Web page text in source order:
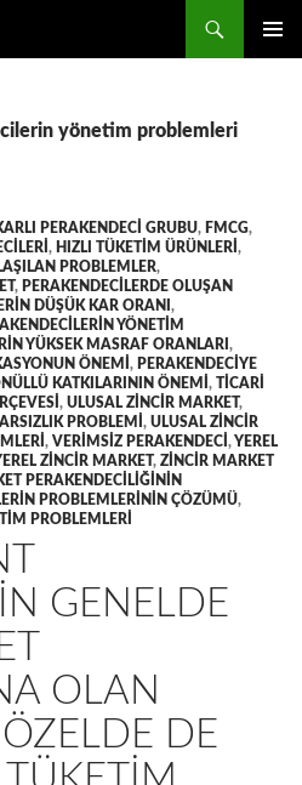
yönetim problemleri
PERAKENDECI GRUBU, FMCG,
, HIZLI TÜKETIM ÜRÜNLERI ,
PROBLEMLER,
, PERAKENDECILERDE OLUŞAN
DÜŞÜK KAR ORANI ,
YÖNETIM
YÜKSEK MASRAF ORANLARI ,
ÖNEMI , PERAKENDECIYE
KATKILARININ ÖNEMI , TICARI
, ULUSAL ZINCIR MARKET,
PROBLEMI , ULUSAL ZINCIR
, VERIMSIZ PERAKENDECI ,YEREL
ZINCIR MARKET, ZINCIR MARKET
PERAKENDECILIĞININ
PROBLEMLERININ ÇÖZÜMÜ,
PROBLEMLERI
GENELDE
OLAN
DE